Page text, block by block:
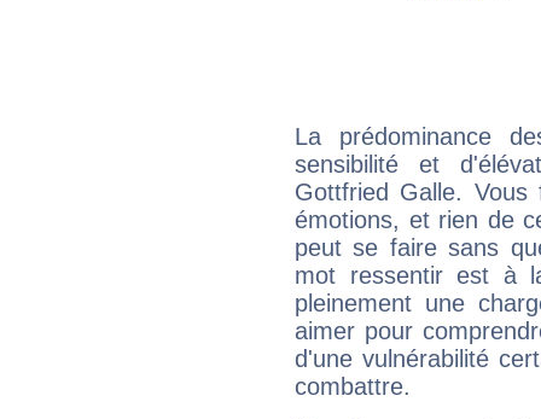
La prédominance
sensibilité et
Gottfried Galle.
émotions, et rien de
peut se faire sans
mot ressentir est à
pleinement une
aimer pour
d'une vulnérabilité
combattre.